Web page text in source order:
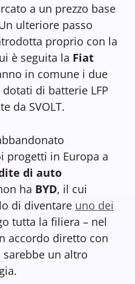
a un prezzo base
ulteriore passo
proprio con la
è seguita la Fiat
in comune i due
di batterie LFP
da SVOLT.
progetti in Europa a
di auto
ha BYD, il cui
di diventare uno dei
tutta la filiera – nel
accordo diretto con
un altro